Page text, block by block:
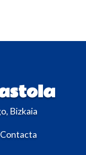
Bizkaia
Contacta